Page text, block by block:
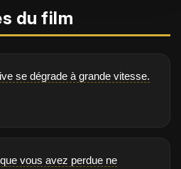
du film
se dégrade à grande vitesse.
vous avez perdue ne